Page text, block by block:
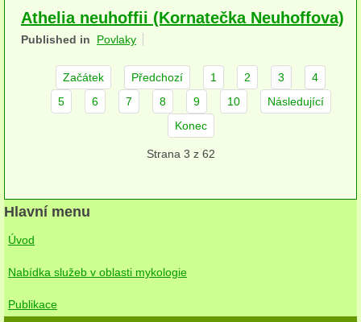
herbikolní-jednoděložné
herbikolní-kapraďorosty
Perithecia stromatická
Perithecia nestromatická
Choroše
bílá hniloba
hnědá hniloba
jednoleté
Athelia neuhoffii (Kornatečka Neuhoffova)
Published in Povlaky
Začátek Předchozí 1 2 3
4
5
6 7 8 9 10
Následující
Konec
Strana 3 z 62
Hlavní menu
Úvod
Nabídka služeb v oblasti mykologie
Publikace